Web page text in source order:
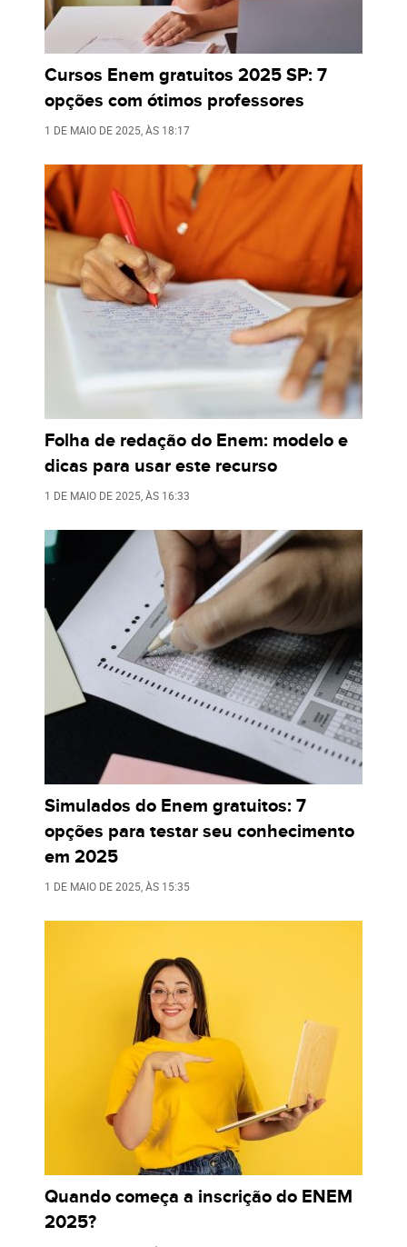
Cursos Enem gratuitos 2025 SP: 7
opções com ótimos professores
1 DE MAIO DE 2025 , ÀS 18:17
Folha de redação do Enem: modelo e
dicas para usar este recurso
1 DE MAIO DE 2025 , ÀS 16:33
Simulados do Enem gratuitos: 7
opções para testar seu conhecimento
em 2025
1 DE MAIO DE 2025 , ÀS 15:35
Quando começa a inscrição do ENEM
2025?